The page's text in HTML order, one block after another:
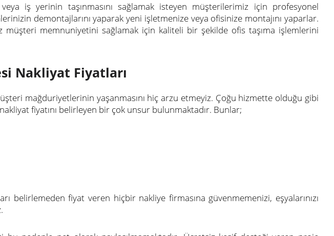
iş yerinin taşınmasını sağlamak isteyen müşterilerimiz için profesyonel
demontajlarını yaparak yeni işletmenize veya ofisinize montajını yaparlar.
müşteri memnuniyetini sağlamak için kaliteli bir şekilde ofis taşıma işlemlerini
Nakliyat Fiyatları
mağduriyetlerinin yaşanmasını hiç arzu etmeyiz. Çoğu hizmette olduğu gibi
fiyatını belirleyen bir çok unsur bulunmaktadır. Bunlar;
belirlemeden fiyat veren hiçbir nakliye firmasına güvenmemenizi, eşyalarınızı